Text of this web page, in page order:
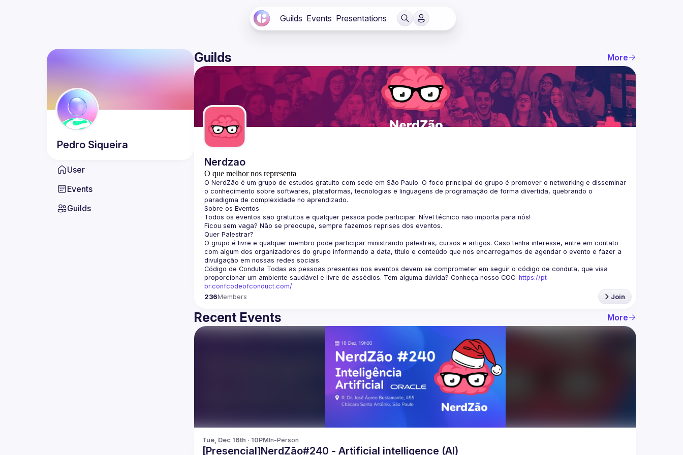
Guilds Events Presentations
Pedro Siqueira
User
Events
Guilds
Guilds More
Nerdzao
O que melhor nos representa
O NerdZão é um grupo de estudos gratuito com sede em São Paulo. O foco principal do grupo é promover o networking e disseminar
o conhecimento sobre softwares, plataformas, tecnologias e linguagens de programação de forma divertida, quebrando o
paradigma de complexidade no aprendizado.
Sobre os Eventos
Todos os eventos são gratuitos e qualquer pessoa pode participar. Nível técnico não importa para nós!
Ficou sem vaga? Não se preocupe, sempre fazemos reprises dos eventos.
Quer Palestrar?
O grupo é livre e qualquer membro pode participar ministrando palestras, cursos e artigos. Caso tenha interesse, entre em contato
com algum dos organizadores do grupo informando a data, título e conteúdo que nos encarregamos de agendar o evento e fazer a
divulgação em nossas redes sociais.
Código de Conduta Todas as pessoas presentes nos eventos devem se comprometer em seguir o código de conduta, que visa
proporcionar um ambiente saudável e livre de assédios. Tem alguma dúvida? Conheça nosso COC: https://pt-
br.confcodeofconduct.com/
236Members Join
Recent Events More
Tue, Dec 16th · 10PMIn-Person
[Presencial]NerdZão#240 - Artificial intelligence (AI)